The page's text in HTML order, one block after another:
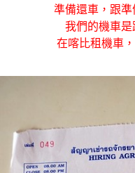
準備還車，跟準
我們的機車是
在喀比租機車，